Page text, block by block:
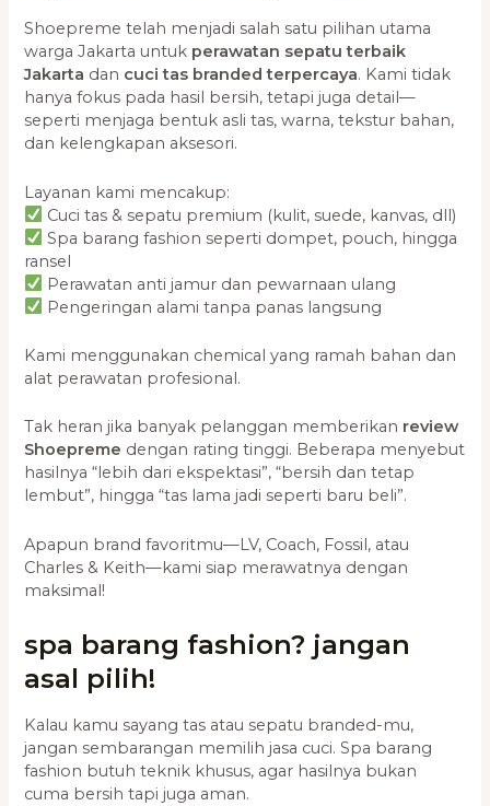
Shoepreme telah menjadi salah satu pilihan utama
warga Jakarta untuk perawatan sepatu terbaik
Jakarta dan cuci tas branded terpercaya. Kami tidak
hanya fokus pada hasil bersih, tetapi juga detail—
seperti menjaga bentuk asli tas, warna, tekstur bahan,
dan kelengkapan aksesori.
Layanan kami mencakup:
Cuci tas & sepatu premium (kulit, suede, kanvas, dll)
Spa barang fashion seperti dompet, pouch, hingga
ransel
Perawatan anti jamur dan pewarnaan ulang
Pengeringan alami tanpa panas langsung
Kami menggunakan chemical yang ramah bahan dan
alat perawatan profesional.
Tak heran jika banyak pelanggan memberikan review
Shoepreme dengan rating tinggi. Beberapa menyebut
hasilnya “lebih dari ekspektasi”, “bersih dan tetap
lembut”, hingga “tas lama jadi seperti baru beli”.
Apapun brand favoritmu—LV, Coach, Fossil, atau
Charles & Keith—kami siap merawatnya dengan
maksimal!
spa barang fashion? jangan
asal pilih!
Kalau kamu sayang tas atau sepatu branded-mu,
jangan sembarangan memilih jasa cuci. Spa barang
fashion butuh teknik khusus, agar hasilnya bukan
cuma bersih tapi juga aman.